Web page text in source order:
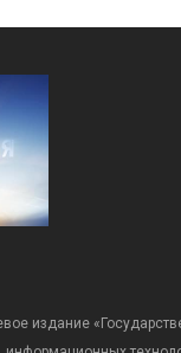
издание